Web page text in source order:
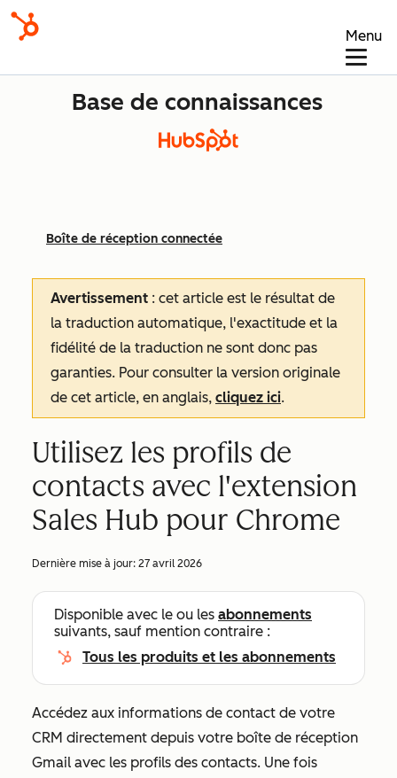
Menu
Base de connaissances
Boîte de réception connectée
Avertissement : cet article est le résultat de
la traduction automatique, l'exactitude et la
fidélité de la traduction ne sont donc pas
garanties. Pour consulter la version originale
de cet article, en anglais, cliquez ici.
Utilisez les profils de
contacts avec l'extension
Sales Hub pour Chrome
Dernière mise à jour: 27 avril 2026
Disponible avec le ou les abonnements
suivants, sauf mention contraire :
Tous les produits et les abonnements
Accédez aux informations de contact de votre
CRM directement depuis votre boîte de réception
Gmail avec les profils des contacts. Une fois